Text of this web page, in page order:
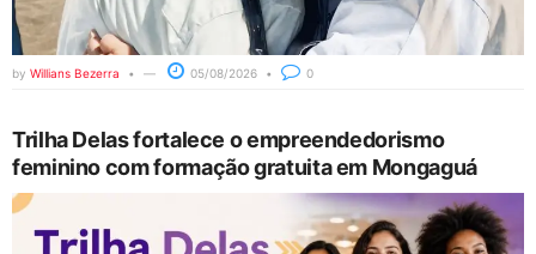
by Willians Bezerra 05/08/2026 0
Trilha Delas fortalece o empreendedorismo
feminino com formação gratuita em Mongaguá